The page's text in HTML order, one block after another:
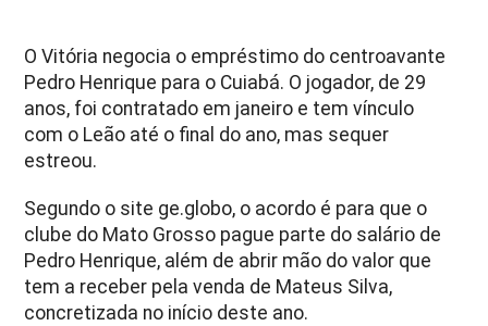
O Vitória negocia o empréstimo do centroavante
Pedro Henrique para o Cuiabá. O jogador, de 29
anos, foi contratado em janeiro e tem vínculo
com o Leão até o final do ano, mas sequer
estreou.
Segundo o site ge.globo, o acordo é para que o
clube do Mato Grosso pague parte do salário de
Pedro Henrique, além de abrir mão do valor que
tem a receber pela venda de Mateus Silva,
concretizada no início deste ano.